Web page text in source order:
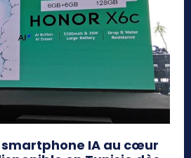
smartphone IA au cœur